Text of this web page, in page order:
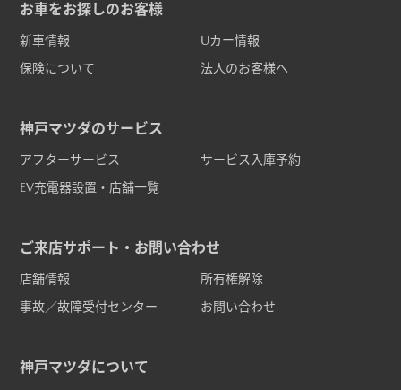
お車をお探しのお客様
新車情報
Uカー情報
保険について
法人のお客様へ
神戸マツダのサービス
アフターサービス
サービス入庫予約
EV充電器設置・店舗一覧
ご来店サポート・お問い合わせ
店舗情報
所有権解除
事故／故障受付センター
お問い合わせ
神戸マツダについて